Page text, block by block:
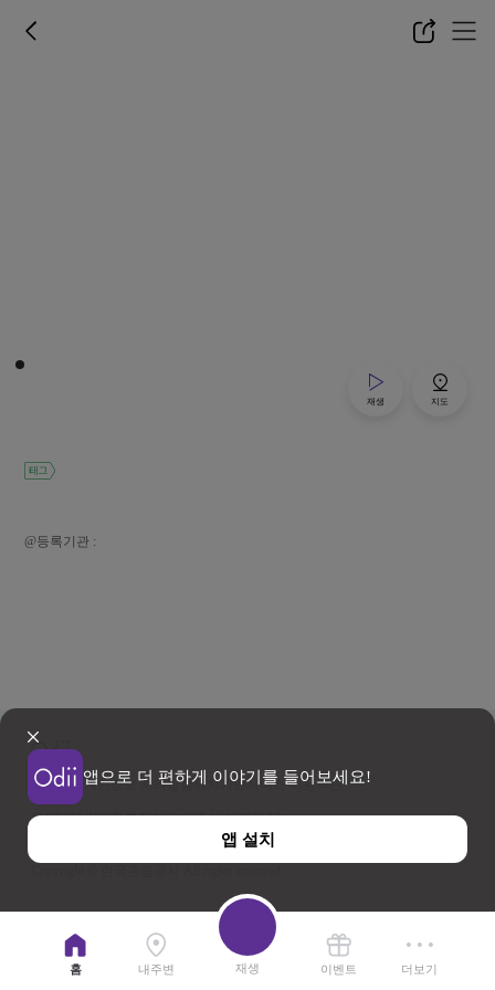
앱으로 더 편하게 이야기를 들어보세요!
앱 설치
재생 지도
태그
@등록기관 :
이용약관 개인정보 처리방침위치기반서비스 이용약관
우)26464 강원특별자치도 원주시 세계로 10
사업자등록번호 202-81-50707 TEL : 033-738-3000
홈 내주변 재생 이벤트 더보기